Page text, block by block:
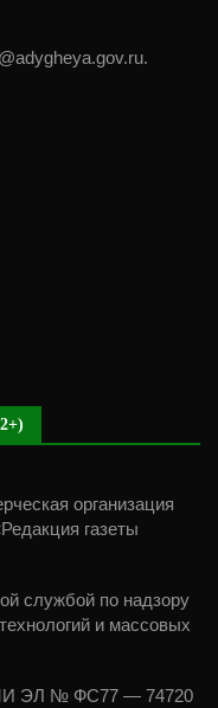
организация
газеты
службой по надзору
и массовых
ЭЛ № ФС77 — 74720